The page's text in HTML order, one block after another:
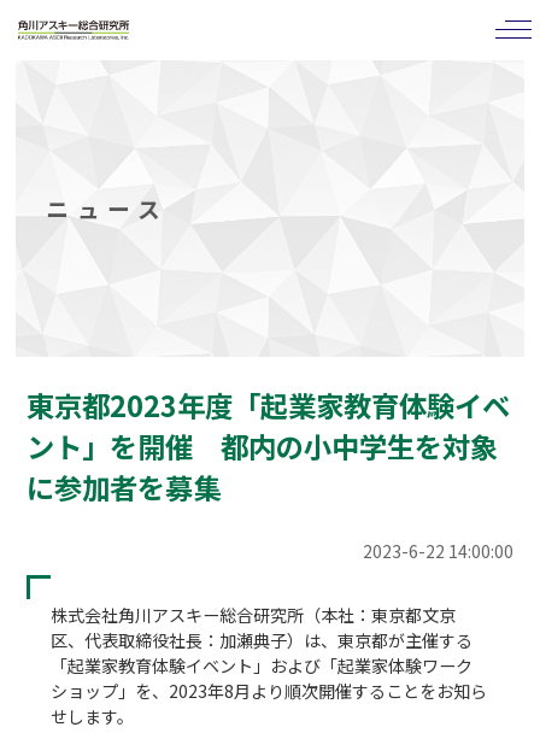
ニュース
東京都2023年度「起業家教育体験イベ
ント」を開催 都内の小中学生を対象
に参加者を募集
2023-6-22 14:00:00
株式会社角川アスキー総合研究所（本社：東京都文京
区、代表取締役社長：加瀬典子）は、東京都が主催する
「起業家教育体験イベント」および「起業家体験ワーク
ショップ」を、2023年8月より順次開催することをお知ら
せします。